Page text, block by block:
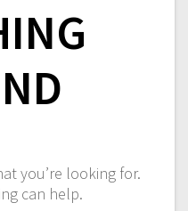
you’re looking for.
can help.